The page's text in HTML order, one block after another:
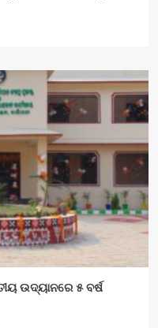
ଉଦ୍ୟାନରେ ୫ ବର୍ଷ